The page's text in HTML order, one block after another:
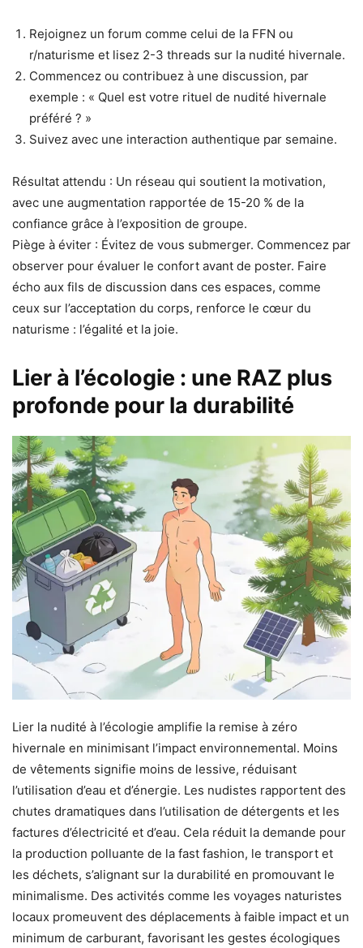
Rejoignez un forum comme celui de la FFN ou
r/naturisme et lisez 2-3 threads sur la nudité hivernale.
Commencez ou contribuez à une discussion, par
exemple : « Quel est votre rituel de nudité hivernale
préféré ? »
Suivez avec une interaction authentique par semaine.
Résultat attendu : Un réseau qui soutient la motivation,
avec une augmentation rapportée de 15-20 % de la
confiance grâce à l’exposition de groupe.
Piège à éviter : Évitez de vous submerger. Commencez par
observer pour évaluer le confort avant de poster. Faire
écho aux fils de discussion dans ces espaces, comme
ceux sur l’acceptation du corps, renforce le cœur du
naturisme : l’égalité et la joie.
Lier à l’écologie : une RAZ plus
profonde pour la durabilité
Lier la nudité à l’écologie amplifie la remise à zéro
hivernale en minimisant l’impact environnemental. Moins
de vêtements signifie moins de lessive, réduisant
l’utilisation d’eau et d’énergie. Les nudistes rapportent des
chutes dramatiques dans l’utilisation de détergents et les
factures d’électricité et d’eau. Cela réduit la demande pour
la production polluante de la fast fashion, le transport et
les déchets, s’alignant sur la durabilité en promouvant le
minimalisme. Des activités comme les voyages naturistes
locaux promeuvent des déplacements à faible impact et un
minimum de carburant, favorisant les gestes écologiques